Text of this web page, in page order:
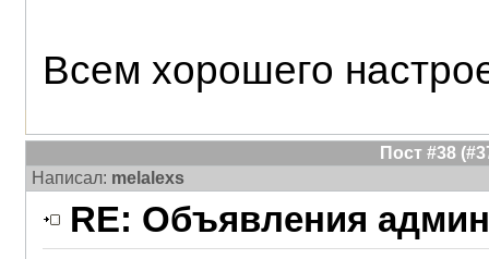
Всем хорошего
Пост #38
Написал: melalexs
RE: Объявления